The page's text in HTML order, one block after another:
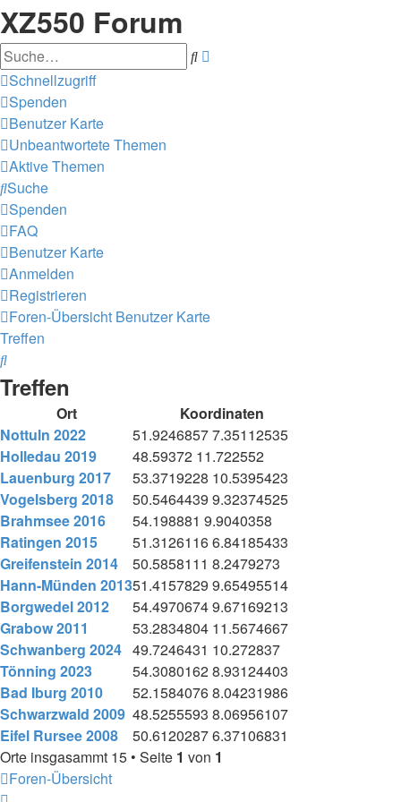
XZ550 Forum
Suche
Schnellzugriff
Spenden
Benutzer Karte
Unbeantwortete Themen
Aktive Themen
Suche
Spenden
FAQ
Benutzer Karte
Anmelden
Registrieren
Foren-Übersicht Benutzer Karte
Treffen
Suche
Treffen
Ort
Koordinaten
Nottuln 2022
51.9246857 7.35112535
Holledau 2019
48.59372 11.722552
Lauenburg 2017
53.3719228 10.5395423
Vogelsberg 2018
50.5464439 9.32374525
Brahmsee 2016
54.198881 9.9040358
Ratingen 2015
51.3126116 6.84185433
Greifenstein 2014
50.5858111 8.2479273
Hann-Münden 201351.4157829 9.65495514
Borgwedel 2012
54.4970674 9.67169213
Grabow 2011
53.2834804 11.5674667
Schwanberg 2024 49.7246431 10.272837
Tönning 2023
54.3080162 8.93124403
Bad Iburg 2010
52.1584076 8.04231986
Schwarzwald 2009 48.5255593 8.06956107
Eifel Rursee 2008
50.6120287 6.37106831
Orte insgasammt 15 • Seite 1 von 1
Foren-Übersicht